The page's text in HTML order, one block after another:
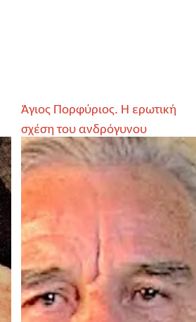
Άγιος Πορφύριος. Η ερωτική
σχέση του ανδρόγυνου